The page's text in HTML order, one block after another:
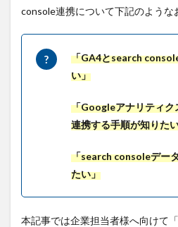
console連携について下記のような
「GA4とsearch
い」
「Googleアナリティ
連携する手順が知りた
「search consoleデー
たい」
本記事では企業担当者様へ向けて